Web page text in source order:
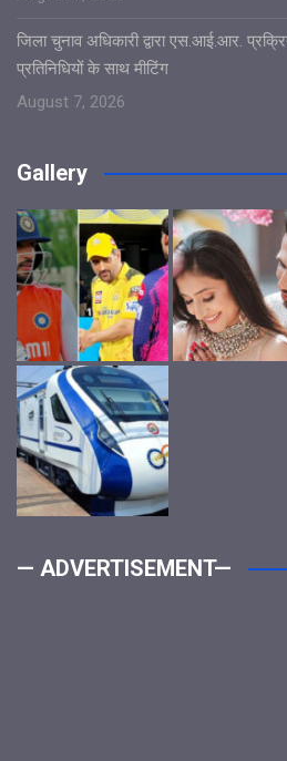
जिला चुनाव अधिकारी द्वारा एस.आई.आर.
प्रतिनिधियों के साथ मीटिंग
August 7, 2026
Gallery
— ADVERTISEMENT—